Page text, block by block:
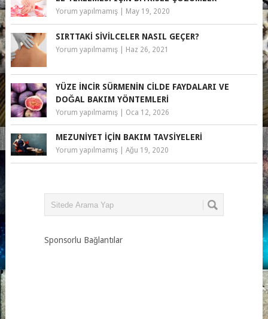
Yorum yapılmamış| May 19, 2020
SIRTTAKI SIVILCELER NASIL GEÇER?
Yorum yapılmamış| Haz 26, 2021
YÜZE İNCIR SÜRMENIN CILDE FAYDALARI VE
DOĞAL BAKIM YÖNTEMLERI
Yorum yapılmamış| Oca 12, 2026
MEZUNIYET IÇIN BAKIM TAVSIYELERI
Yorum yapılmamış| Ağu 19, 2020
Sponsorlu Bağlantılar